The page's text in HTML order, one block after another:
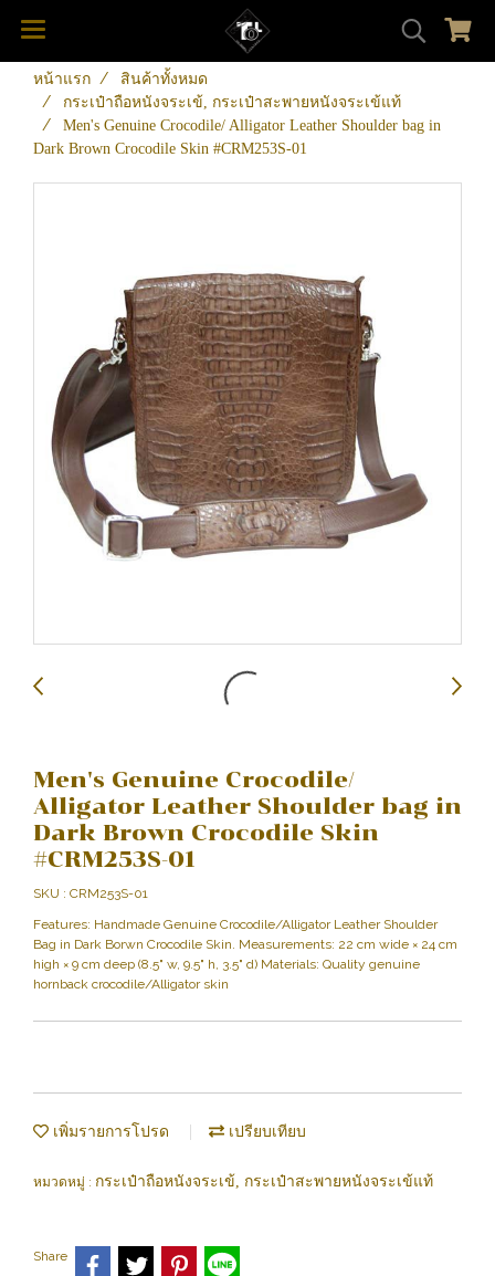
หน้าแรก
สินค้าทั้งหมด
กระเป๋าถือหนังจระเข้, กระเป๋าสะพายหนังจระเข้แท้
Men's Genuine Crocodile/ Alligator Leather Shoulder bag in
Dark Brown Crocodile Skin #CRM253S-01
Men's Genuine Crocodile/
Alligator Leather Shoulder bag in
Dark Brown Crocodile Skin
#CRM253S-01
SKU : CRM253S-01
Features: Handmade Genuine Crocodile/Alligator Leather Shoulder
Bag in Dark Borwn Crocodile Skin. Measurements: 22 cm wide × 24 cm
high × 9 cm deep (8.5" w, 9.5" h, 3.5" d) Materials: Quality genuine
hornback crocodile/Alligator skin
เพิ่มรายการโปรด เปรียบเทียบ
หมวดหมู่ : กระเป๋าถือหนังจระเข้, กระเป๋าสะพายหนังจระเข้แท้
Share